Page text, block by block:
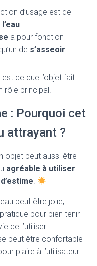
d’usage est de
.
a pour fonction
de s’asseoir.
ce que l’objet fait
rôle principal.
: Pourquoi cet
attrayant ?
objet peut aussi être
agréable à utiliser.
.
peut être jolie,
pour bien tenir
de l’utiliser !
peut être confortable
plaire à l’utilisateur.